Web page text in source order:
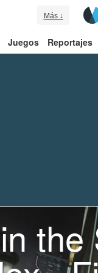
Más ↓
Juegos Reportajes
the